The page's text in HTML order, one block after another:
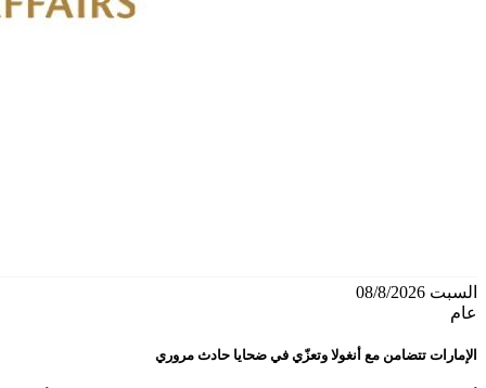
السبت 08/8/2026
عام
الإمارات تتضامن مع أنغولا وتعزّي في ضحايا حادث مروري